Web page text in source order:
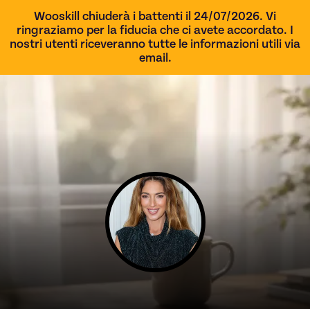
Wooskill chiuderà i battenti il 24/07/2026. Vi
ringraziamo per la fiducia che ci avete accordato. I
nostri utenti riceveranno tutte le informazioni utili via
email.